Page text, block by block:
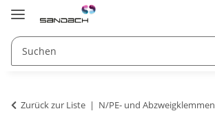
Zurück zur Liste N/PE- und Abzweigklemmen